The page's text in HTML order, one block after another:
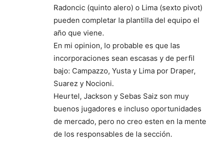
Radoncic (quinto alero) o Lima (sexto pivot)
pueden completar la plantilla del equipo el
año que viene.
En mi opinion, lo probable es que las
incorporaciones sean escasas y de perfil
bajo: Campazzo, Yusta y Lima por Draper,
Suarez y Nocioni.
Heurtel, Jackson y Sebas Saiz son muy
buenos jugadores e incluso oportunidades
de mercado, pero no creo esten en la mente
de los responsables de la sección.